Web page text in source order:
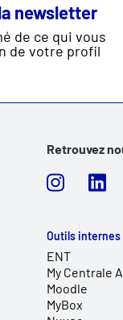
newsletter
de ce qui vous
de votre profil
Retrouvez
Outils internes
ENT
My Centrale
Moodle
MyBox